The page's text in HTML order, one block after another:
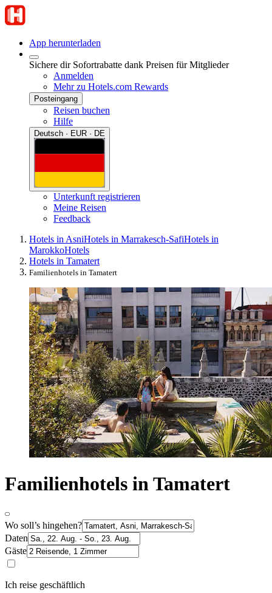
App herunterladen
Sichere dir Sofortrabatte dank Preisen für Mitglieder
Anmelden
Mehr zu Hotels.com Rewards
Posteingang
Reisen buchen
Hilfe
Deutsch · EUR · DE
Unterkunft registrieren
Meine Reisen
Feedback
Hotels in AsniHotels in Marrakesch-SafiHotels in
MarokkoHotels
Hotels in Tamatert
Familienhotels in Tamatert
Familienhotels in Tamatert
Wo soll’s hingehen?
Daten
Gäste
Ich reise geschäftlich